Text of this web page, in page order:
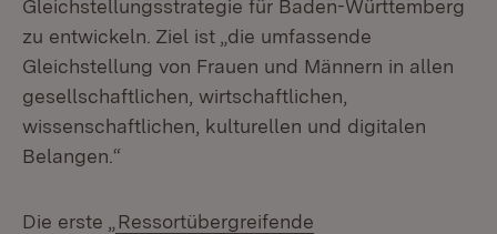
Gleichstellungsstrategie für Baden-Württemberg
zu entwickeln. Ziel ist „die umfassende
Gleichstellung von Frauen und Männern in allen
gesellschaftlichen, wirtschaftlichen,
wissenschaftlichen, kulturellen und digitalen
Belangen.“
Die erste „
Ressortübergreifende